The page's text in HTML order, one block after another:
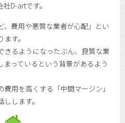
D-artです。
、費用や悪質な業者が心配」とい
す。
きるようになったぶん、良質な業
っているという背景があるよう
用を高くする「中間マージン」
します。